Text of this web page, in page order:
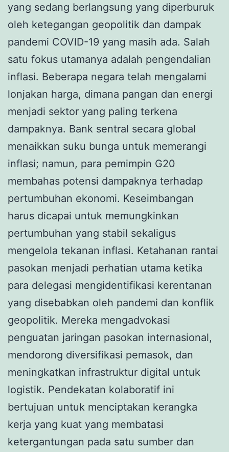
yang sedang berlangsung yang diperburuk
oleh ketegangan geopolitik dan dampak
pandemi COVID-19 yang masih ada. Salah
satu fokus utamanya adalah pengendalian
inflasi. Beberapa negara telah mengalami
lonjakan harga, dimana pangan dan energi
menjadi sektor yang paling terkena
dampaknya. Bank sentral secara global
menaikkan suku bunga untuk memerangi
inflasi; namun, para pemimpin G20
membahas potensi dampaknya terhadap
pertumbuhan ekonomi. Keseimbangan
harus dicapai untuk memungkinkan
pertumbuhan yang stabil sekaligus
mengelola tekanan inflasi. Ketahanan rantai
pasokan menjadi perhatian utama ketika
para delegasi mengidentifikasi kerentanan
yang disebabkan oleh pandemi dan konflik
geopolitik. Mereka mengadvokasi
penguatan jaringan pasokan internasional,
mendorong diversifikasi pemasok, dan
meningkatkan infrastruktur digital untuk
logistik. Pendekatan kolaboratif ini
bertujuan untuk menciptakan kerangka
kerja yang kuat yang membatasi
ketergantungan pada satu sumber dan